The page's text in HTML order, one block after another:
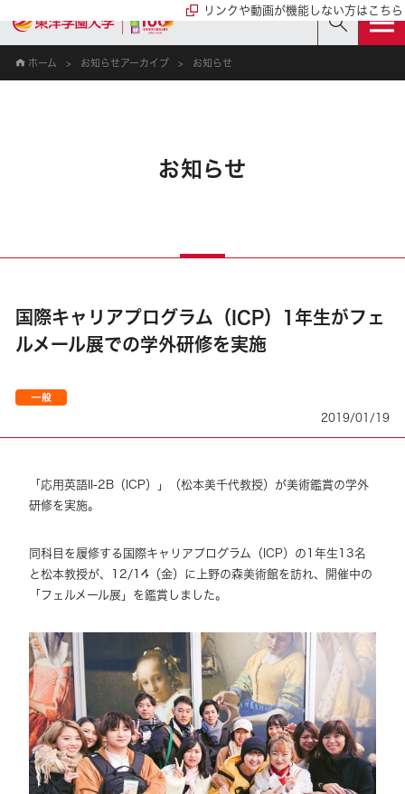
ホーム お知らせアーカイブ お知らせ
お知らせ
国際キャリアプログラム（ICP）1年生がフェ
ルメール展での学外研修を実施
2019/01/19
リンクや動画が機能しない方はこちら
「応用英語II-2B（ICP）」（松本美千代教授）が美術鑑賞の学外
研修を実施。
同科目を履修する国際キャリアプログラム（ICP）の1年生13名
と松本教授が、12/14（金）に上野の森美術館を訪れ、開催中の
「フェルメール展」を鑑賞しました。